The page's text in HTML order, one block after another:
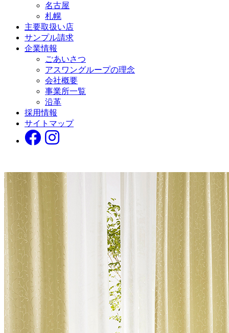
名古屋
札幌
主要取扱い店
サンプル請求
企業情報
ごあいさつ
アスワングループの理念
会社概要
事業所一覧
沿革
採用情報
サイトマップ